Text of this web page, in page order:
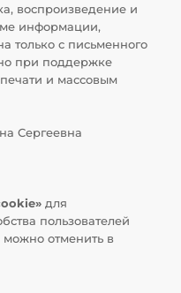
воспроизведение и
информации,
только с письменного
при поддержке
и массовым
Сергеевна
для
пользователей
можно отменить в